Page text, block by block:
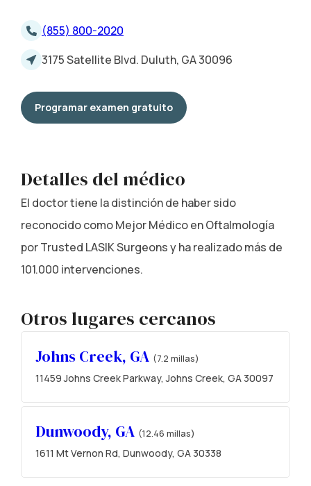
(855) 800-2020
3175 Satellite Blvd. Duluth, GA 30096
Programar examen gratuito
Detalles del médico
El doctor tiene la distinción de haber sido
reconocido como Mejor Médico en Oftalmología
por Trusted LASIK Surgeons y ha realizado más de
101.000 intervenciones.
Otros lugares cercanos
Johns Creek, GA (7.2 millas)
11459 Johns Creek Parkway, Johns Creek, GA 30097
Dunwoody, GA (12.46 millas)
1611 Mt Vernon Rd, Dunwoody, GA 30338